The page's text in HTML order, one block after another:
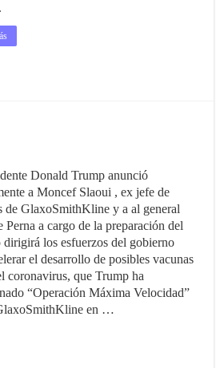
Donald Trump anunció
a Moncef Slaoui , ex jefe de
de GlaxoSmithKline y a al general
Perna a cargo de la preparación del
dirigirá los esfuerzos del gobierno
el desarrollo de posibles vacunas
coronavirus, que Trump ha
“Operación Máxima Velocidad”
en …